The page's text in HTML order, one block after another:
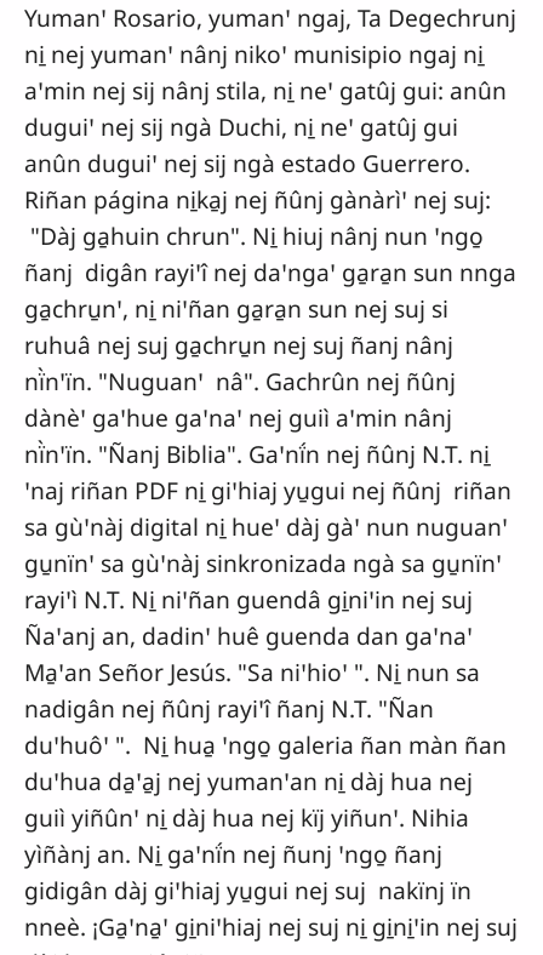
Yumanꞌ Rosario, yumanꞌ ngaj, Ta Degechrunj
ni̱ nej yumanꞌ nânj nikoꞌ munisipio ngaj ni̱
aꞌmin nej sij nânj stila, ni̱ neꞌ gatûj gui: anûn
duguiꞌ nej sij ngà Duchi, ni̱ neꞌ gatûj gui
anûn duguiꞌ nej sij ngà estado Guerrero.
Riñan página ni̱ka̱j nej ñûnj gànàrìꞌ nej suj:
"Dàj ga̱huin chrun". Ni̱ hiuj nânj nun ꞌngo̱
ñanj digân rayiꞌî nej daꞌngaꞌ ga̱ra̱n sun nnga
ga̱chru̱nꞌ, ni̱ niꞌñan ga̱ra̱n sun nej suj si
ruhuâ nej suj ga̱chru̱n nej suj ñanj nânj
nï̀nꞌïn. "Nuguanꞌ nâ". Gachrûn nej ñûnj
dànèꞌ gaꞌhue gaꞌnaꞌ nej guiì aꞌmin nânj
nï̀nꞌïn. "Ñanj Biblia". Gaꞌnḯn nej ñûnj N.T. ni̱
ꞌnaj riñan PDF ni̱ giꞌhiaj yu̱gui nej ñûnj riñan
sa gùꞌnàj digital ni̱ hueꞌ dàj gàꞌ nun nuguanꞌ
gu̱nïnꞌ sa gùꞌnàj sinkronizada ngà sa gu̱nïnꞌ
rayiꞌì N.T. Ni̱ niꞌñan guendâ gi̱niꞌin nej suj
Ñaꞌanj an, dadinꞌ huê guenda dan gaꞌnaꞌ
Ma̱ꞌan Señor Jesús. "Sa niꞌhioꞌ ". Ni̱ nun sa
nadigân nej ñûnj rayiꞌî ñanj N.T. "Ñan
duꞌhuôꞌ ". Ni̱ hua̱ ꞌngo̱ galeria ñan màn ñan
duꞌhua da̱ꞌa̱j nej yumanꞌan ni̱ dàj hua nej
guiì yiñûnꞌ ni̱ dàj hua nej kïj yiñunꞌ. Nihia
yìñànj an. Ni̱ gaꞌnḯn nej ñunj ꞌngo̱ ñanj
gidigân dàj giꞌhiaj yu̱gui nej suj nakïnj ïn
nneè. ¡Ga̱ꞌna̱ꞌ gi̱niꞌhiaj nej suj ni̱ gi̱ni̱ꞌin nej suj